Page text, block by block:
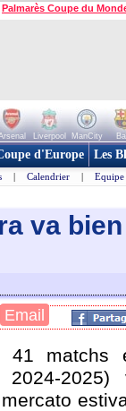
Palmarès Coupe du
Liverpool ManCity
d'Europe Les
| Calendrier | Equipe
va
Email
matchs
2024-